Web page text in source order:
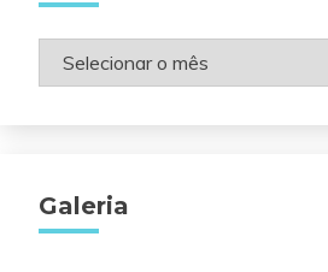
Arquivos
Galeria